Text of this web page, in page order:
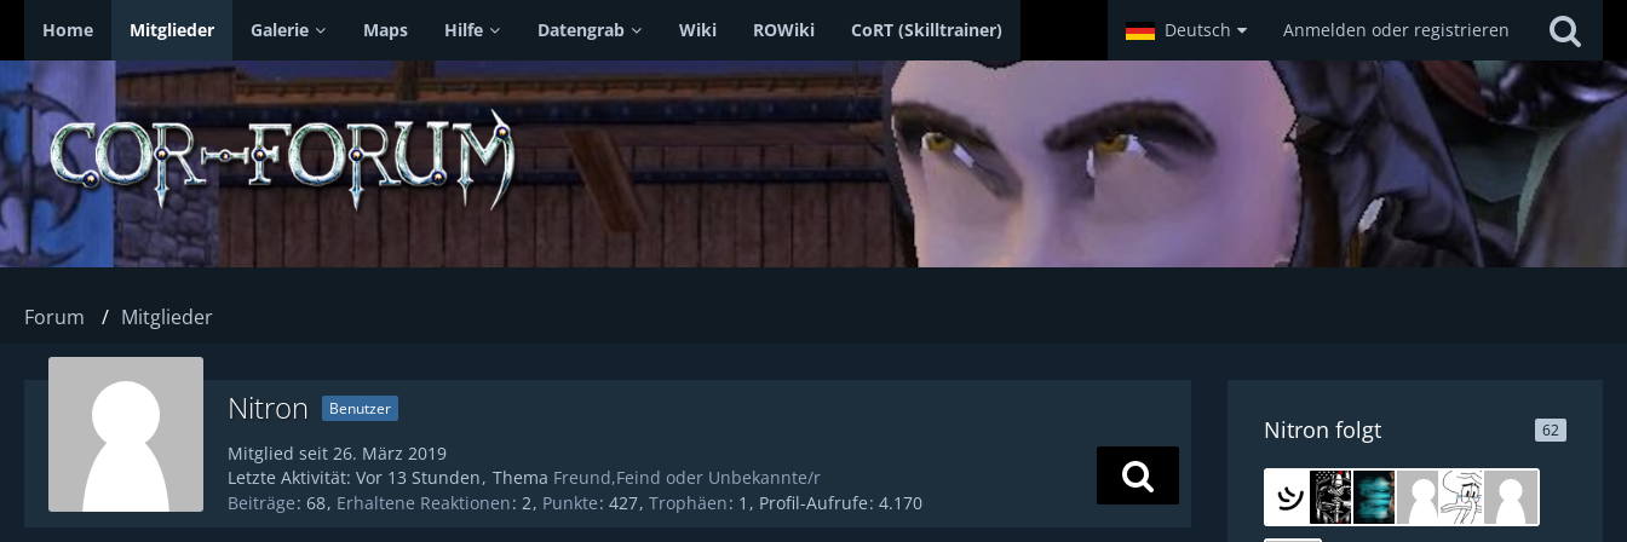
Home Mitglieder Galerie Maps Hilfe Datengrab Wiki ROWiki CoRT (Skilltrainer) Deutsch Anmelden oder registrieren
Forum Mitglieder
Nitron Benutzer
Mitglied seit 26. März 2019
Letzte Aktivität: Vor 13 Stunden Thema Freund,Feind oder Unbekannte/r
Beiträge 68 Erhaltene Reaktionen 2 Punkte 427 Trophäen 1 Profil-Aufrufe 4.170
Nitron folgt 62